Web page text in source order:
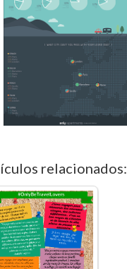
relacionados: